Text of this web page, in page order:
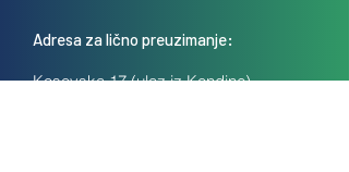
Adresa za lično preuzimanje:
Kosovska 17 (ulaz iz Kondine),